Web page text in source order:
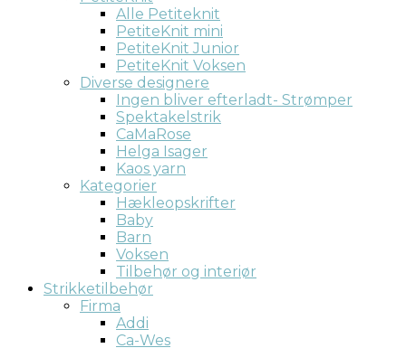
Alle Petiteknit
PetiteKnit mini
PetiteKnit Junior
PetiteKnit Voksen
Diverse designere
Ingen bliver efterladt- Strømper
Spektakelstrik
CaMaRose
Helga Isager
Kaos yarn
Kategorier
Hækleopskrifter
Baby
Barn
Voksen
Tilbehør og interiør
Strikketilbehør
Firma
Addi
Ca-Wes